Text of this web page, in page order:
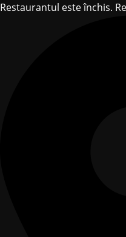
Restaurantul este închis.